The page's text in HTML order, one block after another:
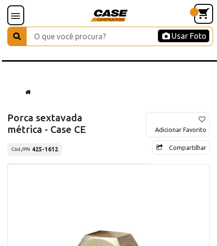
Usar Foto
Porca sextavada
métrica - Case CE
Cód./PN 425-1612
Adicionar Favorito
Compartilhar